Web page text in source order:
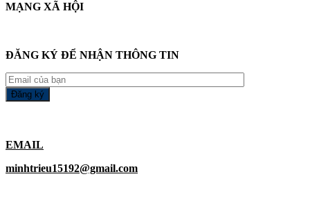
MẠNG XÃ HỘI
ĐĂNG KÝ ĐỂ NHẬN THÔNG TIN
EMAIL
minhtrieu15192@gmail.com